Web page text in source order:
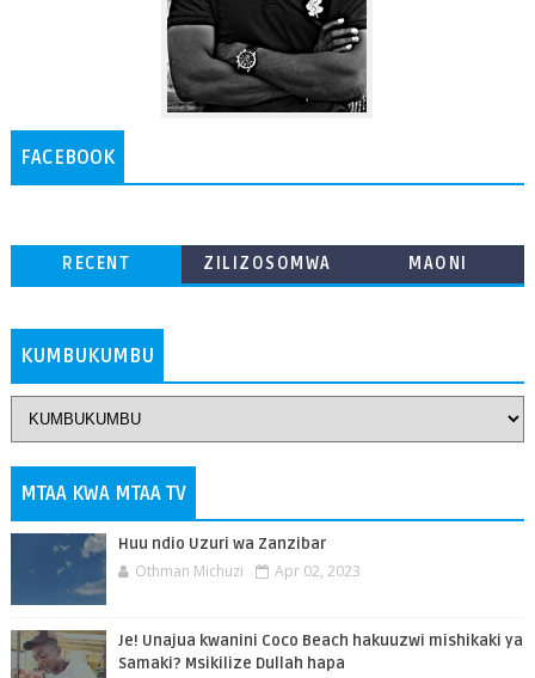
FACEBOOK
RECENT
ZILIZOSOMWA
MAONI
KUMBUKUMBU
MTAA KWA MTAA TV
Huu ndio Uzuri wa Zanzibar
Othman Michuzi Apr 02, 2023
Je! Unajua kwanini Coco Beach hakuuzwi mishikaki ya
Samaki? Msikilize Dullah hapa